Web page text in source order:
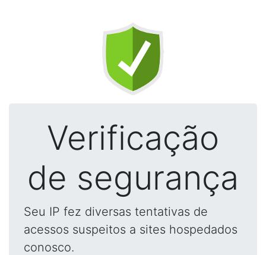
Verificação
de segurança
Seu IP fez diversas tentativas de
acessos suspeitos a sites hospedados
conosco.